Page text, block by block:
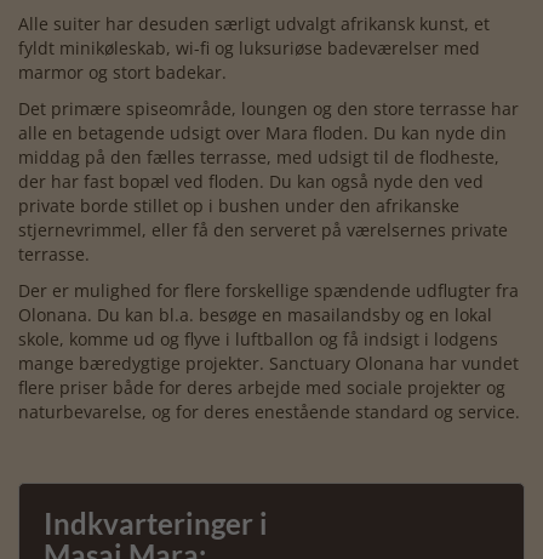
Alle suiter har desuden særligt udvalgt afrikansk kunst, et
fyldt minikøleskab, wi-fi og luksuriøse badeværelser med
marmor og stort badekar.
Det primære spiseområde, loungen og den store terrasse har
alle en betagende udsigt over Mara floden. Du kan nyde din
middag på den fælles terrasse, med udsigt til de flodheste,
der har fast bopæl ved floden. Du kan også nyde den ved
private borde stillet op i bushen under den afrikanske
stjernevrimmel, eller få den serveret på værelsernes private
terrasse.
Der er mulighed for flere forskellige spændende udflugter fra
Olonana. Du kan bl.a. besøge en masailandsby og en lokal
skole, komme ud og flyve i luftballon og få indsigt i lodgens
mange bæredygtige projekter. Sanctuary Olonana har vundet
flere priser både for deres arbejde med sociale projekter og
naturbevarelse, og for deres enestående standard og service.
Indkvarteringer i